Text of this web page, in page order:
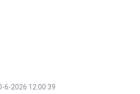
6-2026 12:00:39